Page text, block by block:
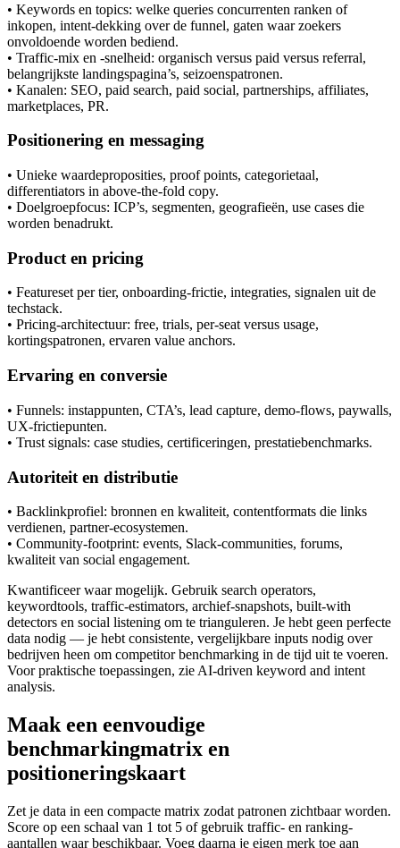
• Keywords en topics: welke queries concurrenten ranken of
inkopen, intent-dekking over de funnel, gaten waar zoekers
onvoldoende worden bediend.
• Traffic-mix en -snelheid: organisch versus paid versus referral,
belangrijkste landingspagina’s, seizoenspatronen.
• Kanalen: SEO, paid search, paid social, partnerships, affiliates,
marketplaces, PR.
Positionering en messaging
• Unieke waardeproposities, proof points, categorietaal,
differentiators in above-the-fold copy.
• Doelgroepfocus: ICP’s, segmenten, geografieën, use cases die
worden benadrukt.
Product en pricing
• Featureset per tier, onboarding-frictie, integraties, signalen uit de
techstack.
• Pricing-architectuur: free, trials, per-seat versus usage,
kortingspatronen, ervaren value anchors.
Ervaring en conversie
• Funnels: instappunten, CTA’s, lead capture, demo-flows, paywalls,
UX-frictiepunten.
• Trust signals: case studies, certificeringen, prestatiebenchmarks.
Autoriteit en distributie
• Backlinkprofiel: bronnen en kwaliteit, contentformats die links
verdienen, partner-ecosystemen.
• Community-footprint: events, Slack-communities, forums,
kwaliteit van social engagement.
Kwantificeer waar mogelijk. Gebruik search operators,
keywordtools, traffic-estimators, archief-snapshots, built-with
detectors en social listening om te trianguleren. Je hebt geen perfecte
data nodig — je hebt consistente, vergelijkbare inputs nodig over
bedrijven heen om competitor benchmarking in de tijd uit te voeren.
Voor praktische toepassingen, zie AI-driven keyword and intent
analysis.
Maak een eenvoudige
benchmarkingmatrix en
positioneringskaart
Zet je data in een compacte matrix zodat patronen zichtbaar worden.
Score op een schaal van 1 tot 5 of gebruik traffic- en ranking-
aantallen waar beschikbaar. Voeg daarna je eigen merk toe aan